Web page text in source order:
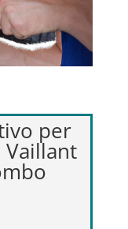
per
Vaillant